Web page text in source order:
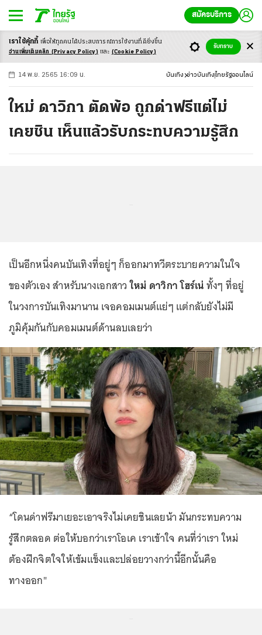
สมัครบริการ
-ก ก ก+
14 พ.ย. 2565 16:09 น. บันเทิง ข่าวบันเทิง ไทยรัฐออนไลน์
ใหม่ ดาวิกา ตัดพ้อ ถูกด่าฟรีแต่ไม่
เคยชิน เห็นแล้วรับกระทบความรู้สึก
เป็นอีกหนึ่งคนบันเทิงที่อยู่ๆ ก็ออกมาทวีตระบายความในใจ
ของตัวเอง สำหรับนางเอกสาวใหม่ ดาวิกา โฮร์เน่ทั้งๆ ที่อยู่
ในวงการบันเทิงมานาน เจอคอมเมนต์แย่ๆ แต่กลับยังไม่มี
ภูมิคุ้มกันกับคอมเมนต์ด้านลบเลยว่า
“โดนด่าฟรีมาเยอะเอาจริงไม่เคยชินเลยน้า มันกระทบความ
รู้สึกตลอด ต่อให้บอกว่าเราโอเค เราเข้าใจ คนที่ว่าเรา ใหม่
ต้องฝึกจิตใจให้เข้มแข็งและปล่อยวางกว่านี้อีกนั้นคือ
ทางออก"
เราใช้คุ้กกี้ เพื่อให้ทุกคนได้ประสบการณ์การใช้งานที่ดียิ่งขึ้น
อ่านเพิ่มเติมคลิก (Privacy Policy) และ (Cookie Policy)
รับทราบ